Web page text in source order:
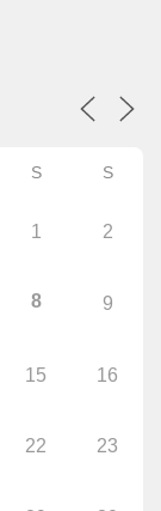
S S
1 2
8 9
15 16
22 23